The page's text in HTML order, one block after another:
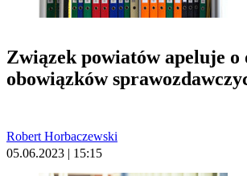
Związek powiatów apeluje o
obowiązków
Robert Horbaczewski
05.06.2023 | 15:15